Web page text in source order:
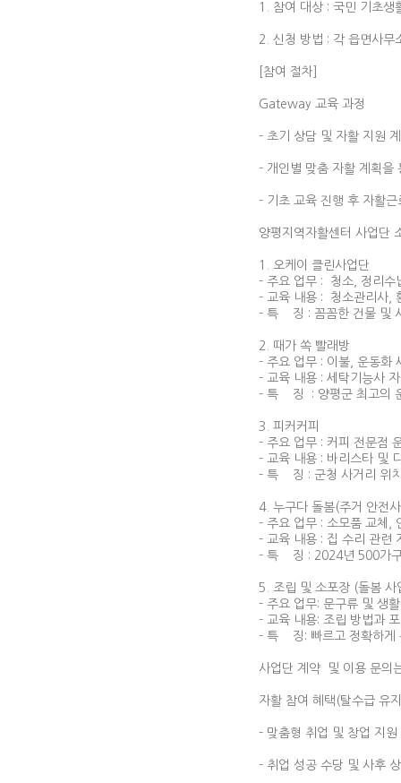
1. 참여 대상 : 국민 기초
2. 신청 방법 : 각 읍면사무
[​참여 절차]
Gateway 교육 과정
- 초기 상담 및 자활 지원
- 개인별 맞춤 자활 계획을
- 기초 교육 진행 후 자활
양평지역자활센터 사업단
1. 오케이 클린사업단
- 주요 업무 : 청소, 정리수
- 교육 내용 : 청소관리사,
- 특 징 : 꼼꼼한 건물 및
2. 때가 쏙 빨래방
- 주요 업무 : 이불, 운동화
- 교육 내용 : 세탁기능사
- 특 징 : 양평군 최고의
3. 피커커피
- 주요 업무 : 커피 전문점
- 교육 내용 : 바리스타 및
- 특 징 : 군청 사거리 위
4. 누구다 돌봄(주거 안전
- 주요 업무 : 소모품 교체,
- 교육 내용 : 집 수리 관련
- 특 징 : 2024년 500가구
5. 조립 및 소포장 (돌봄 사
- 주요 업무: 문구류 및 생
- 교육 내용: 조립 방법과
- 특 징: 빠르고 정확하게
사업단 계약 및 이용 문
자활 참여 혜택(탈수급 유
- 맞춤형 취업 및 창업 지원
- 취업 성공 수당 및 사후